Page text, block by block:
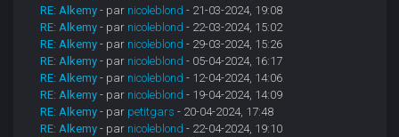
RE: Alkemy - par nicoleblond - 21-03-2024, 19:08
RE: Alkemy - par nicoleblond - 22-03-2024, 15:02
RE: Alkemy - par nicoleblond - 29-03-2024, 15:26
RE: Alkemy - par nicoleblond - 05-04-2024, 16:17
RE: Alkemy - par nicoleblond - 12-04-2024, 14:06
RE: Alkemy - par nicoleblond - 19-04-2024, 14:09
RE: Alkemy - par petitgars - 20-04-2024, 17:48
RE: Alkemy - par nicoleblond - 22-04-2024, 19:10